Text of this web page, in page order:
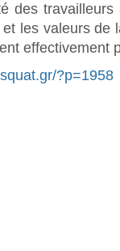
des
les valeurs de
effectivement
?p=1958